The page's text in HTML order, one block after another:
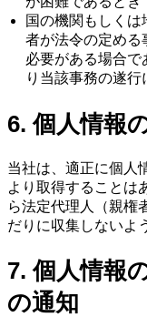
国の機関もしく
者が法令の定める
必要がある場合で
り当該事務の遂
6. 個人情報
当社は、適正に個人
より取得することは
ら法定代理人（親権
だりに収集しないよ
7. 個人情報
の通知